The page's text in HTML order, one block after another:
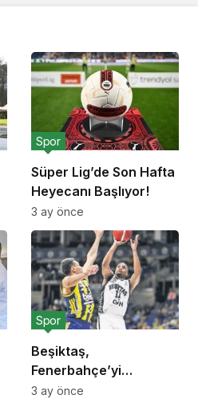
Süper Lig’de Son Hafta
Heyecanı Başlıyor!
Spor
3 ay önce
Beşiktaş,
Fenerbahçe’yi
Deplasmanda Yendi!
Spor
3 ay önce